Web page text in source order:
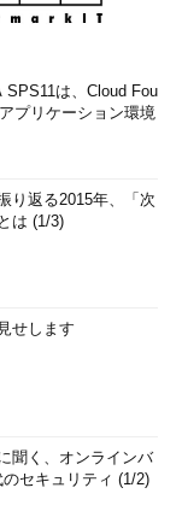
SPS11は、Cloud Fou
プリケーション環境
り返る2015年、「次
は (1/3)
せします
聞く、オンラインバ
セキュリティ (1/2)